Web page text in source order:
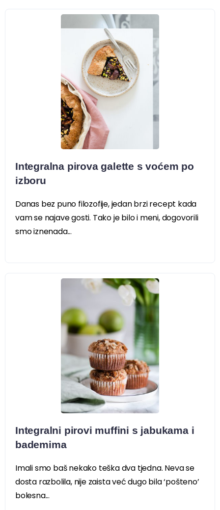
Integralna pirova galette s voćem po
izboru
Danas bez puno filozofije, jedan brzi recept kada
vam se najave gosti. Tako je bilo i meni, dogovorili
smo iznenada...
Integralni pirovi muffini s jabukama i
bademima
Imali smo baš nekako teška dva tjedna. Neva se
dosta razbolila, nije zaista već dugo bila ‘pošteno’
bolesna...